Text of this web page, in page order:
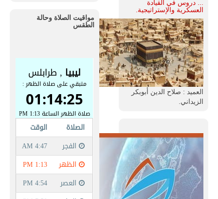
... دروس في القيادة
العسكرية والإستراتيجية.
العميد : صلاح الدين أبوبكر
الزيداني.
مواقيت الصلاة وحالة
الطقس